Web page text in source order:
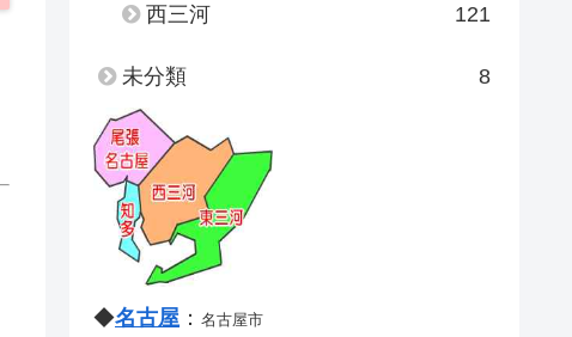
西三河 121
未分類 8
◆名古屋 ： 名古屋市